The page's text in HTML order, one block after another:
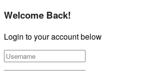
Welcome Back!
Login to your account below